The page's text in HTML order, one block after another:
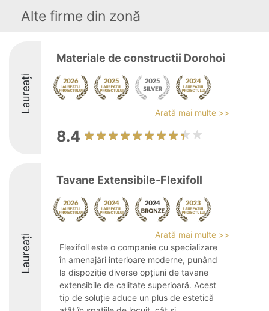
Alte firme din zonă
Laureați
Materiale de constructii Dorohoi
Arată mai multe >>
8.4
Laureați
Tavane Extensibile-Flexifoll
Arată mai multe >>
Flexifoll este o companie cu specializare
în amenajări interioare moderne, punând
la dispoziție diverse opțiuni de tavane
extensibile de calitate superioară. Acest
tip de soluție aduce un plus de estetică